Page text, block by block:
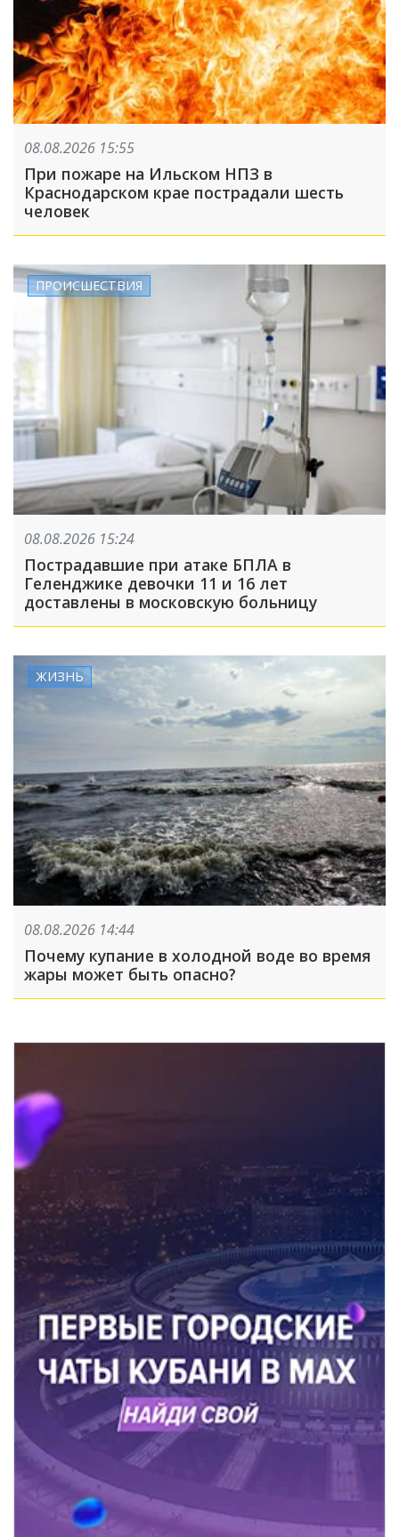
08.08.2026 15:55
При пожаре на Ильском НПЗ в
Краснодарском крае пострадали шесть
человек
ПРОИСШЕСТВИЯ
08.08.2026 15:24
Пострадавшие при атаке БПЛА в
Геленджике девочки 11 и 16 лет
доставлены в московскую больницу
ЖИЗНЬ
08.08.2026 14:44
Почему купание в холодной воде во время
жары может быть опасно?